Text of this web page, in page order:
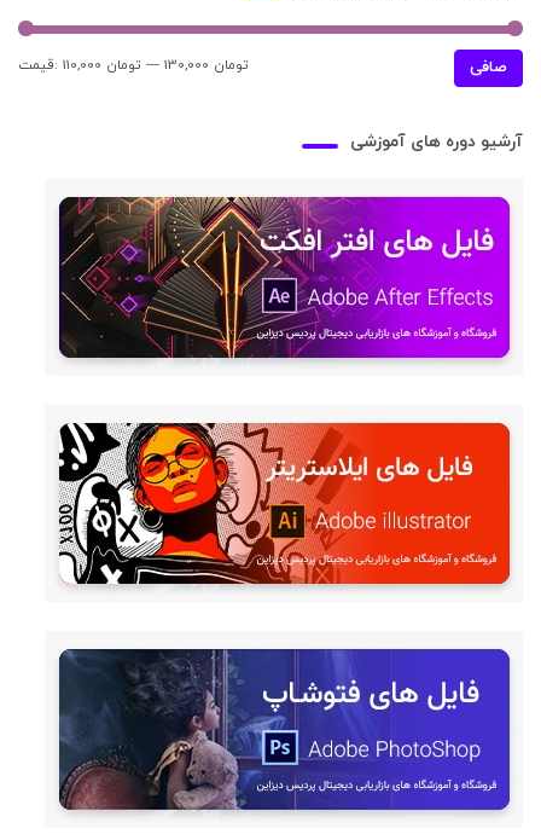
صافی قيمت: 110,000 تومان — 130,000 تومان
آرشیو دوره های آموزشی